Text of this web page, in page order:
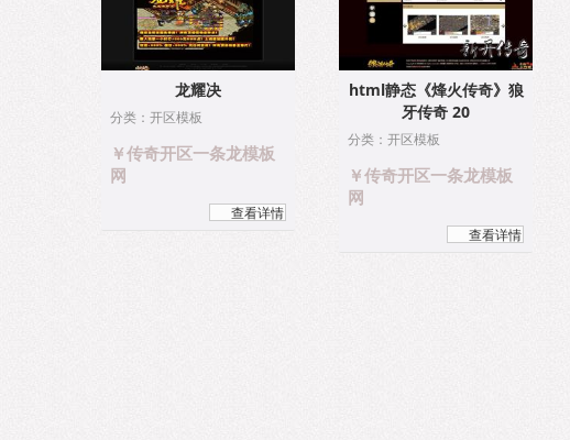
龙耀决
分类：开区模板
￥传奇开区一条龙模板
网
查看详情
html静态《烽火传奇》狼
牙传奇 20
分类：开区模板
￥传奇开区一条龙模板
网
查看详情